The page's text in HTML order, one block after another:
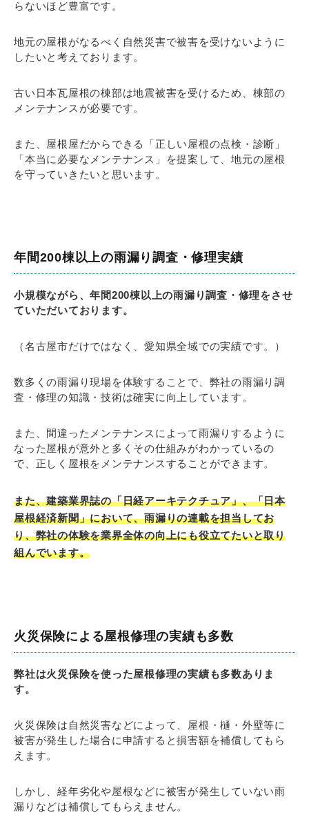
らないほど豊富です。
地元の屋根がなるべく自然災害で被害を受けないように
したいと考えております。
古い日本瓦屋根の棟部は地震被害を受けるため、棟部の
メンテナンスが必要です。
また、屋根屋だからできる「正しい屋根の点検・診断」
「本当に必要なメンテナンス」を提案して、地元の屋根
を守っていきたいと思います。
年間200棟以上の雨漏り調査・修理実績
小規模ながら、年間200棟以上の雨漏り調査・修理をさせ
ていただいております。
（名古屋市だけではなく、愛知県全域での実績です。）
数多くの雨漏り現場を体験することで、弊社の雨漏り調
査・修理の知識・技術は確実に向上しています。
また、間違ったメンテナンスによって雨漏りするように
なった屋根が意外と多くその仕組みがわかっているの
で、正しく屋根をメンテナンスすることができます。
また、建築業界誌の「日経アーキテクチュア」、「日本
屋根経済新聞」において、雨漏りの連載を担当してお
り、弊社の体験を業界全体の向上にも役立てたいと取り
組んでいます。
火災保険による屋根修理の実績も多数
弊社は火災保険を使った屋根修理の実績も多数ありま
す。
火災保険は自然災害などによって、屋根・樋・外壁等に
被害が発生した場合に申請すると損害額を補償してもら
えます。
しかし、経年劣化や屋根などに被害が発生していない雨
漏りなどは補償してもらえません。